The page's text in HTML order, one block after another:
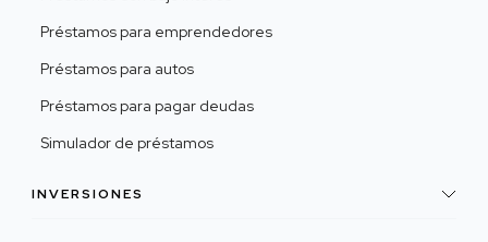
Préstamos para emprendedores
Préstamos para autos
Préstamos para pagar deudas
Simulador de préstamos
INVERSIONES